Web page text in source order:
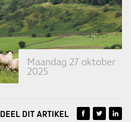
Maandag 27 oktober
2025
DEEL DIT ARTIKEL